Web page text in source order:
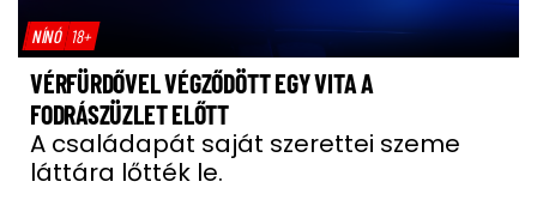
NÍNÓ 18+
VÉRFÜRDŐVEL VÉGZŐDÖTT EGY VITA A
FODRÁSZÜZLET ELŐTT
A családapát saját szerettei szeme
láttára lőtték le.